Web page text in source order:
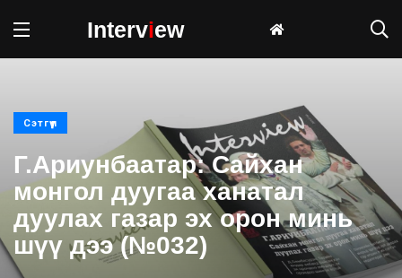
Interview
Сэтгүүл
Г.Ариунбаатар: Сайхан
монгол дуугаа ханатал
дуулах газар эх орон минь
шүү дээ (№032)